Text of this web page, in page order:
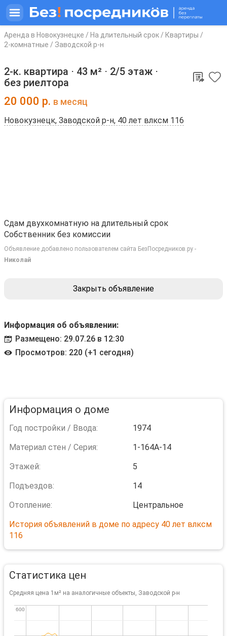
Аренда в Новокузнецке / На длительный срок / Квартиры /
2-комнатные / Заводской р-н
2-к. квартира ⋅ 43 м² ⋅ 2/5 этаж ⋅
без риелтора
20 000 р. в месяц
Новокузнецк, Заводской р-н, 40 лет влксм 116
Сдам двухкомнатную на длительный срок
Собственник без комиссии
Объявление добавлено пользователем сайта БезПосредников.ру -
Николай
Закрыть объявление
Информация об объявлении:
Размещено: 29.07.26 в 12:30
Просмотров: 220 (+1 сегодня)
Информация о доме
Год постройки / Ввода:
1974
Материал стен / Серия:
1-164А-14
Этажей:
5
Подъездов:
14
Отопление:
Центральное
История объявлений в доме по адресу 40 лет влксм
116
Статистика цен
Средняя цена 1м² на аналогичные объекты, Заводской р-н
600
600